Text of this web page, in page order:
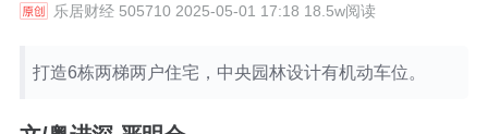
乐居财经505710 2025-05-01 17:18 18.5w阅读
打造6栋两梯两户住宅，中央园林设计有机动车位。